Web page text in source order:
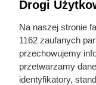
Jedna z
właśnie
przyciąga
Drogi
Na naszej stronie
1162 zaufanych
przechowujemy
przetwarzamy
identyfikatory,